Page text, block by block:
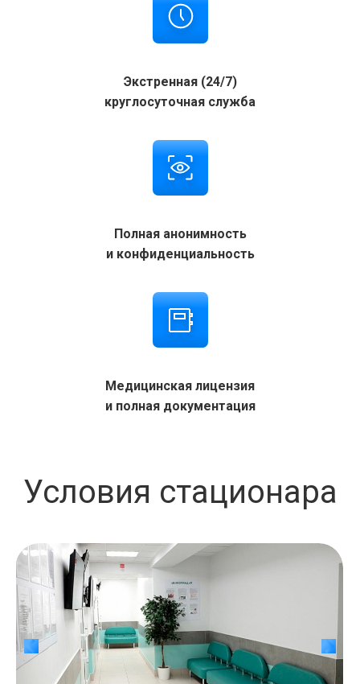
Экстренная (24/7)
круглосуточная служба
Полная анонимность
и конфиденциальность
Медицинская лицензия
и полная документация
Условия стационара